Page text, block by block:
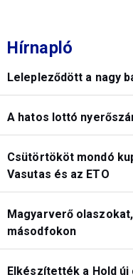
Hírnapló
Lelepleződött a nagy
A hatos lottó
Csütörtököt mondó
Vasutas és az ETO
Magyarverő
másodfokon
Elkészítették a Hold